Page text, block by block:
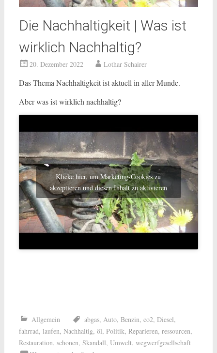
Die Nachhaltigkeit | Was ist
wirklich Nachhaltig?
20. Dezember 2022 Lothar Schairer
Das Thema Nachhaltigkeit ist aktuell in aller Munde.
Aber was ist wirklich nachhaltig?
Klicke hier, um Marketing-Cookies zu
akzeptieren und diesen Inhalt zu aktivieren
Allgemein abgas, Auto, Benzin, co2, Diesel,
fahrrad, laufen, Nachhaltig, öl, Politik, Reparieren, ressourcen,
Restauration, schonen, Skandall, Umwelt, wegwerfgesellschaft